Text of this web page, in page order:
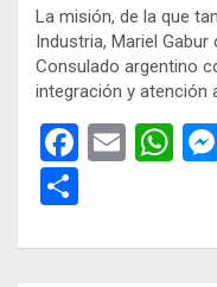
La misión, de la que
Industria, Mariel
Consulado argentino
integración y atención
F
b
E
W
s
m